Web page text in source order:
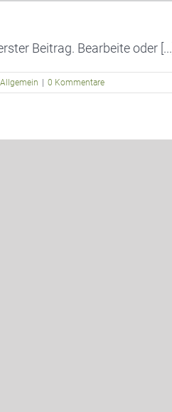
Beitrag. Bearbeite oder [...]
Allgemein 0 Kommentare